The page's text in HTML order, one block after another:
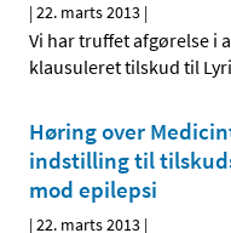
|22. marts 2013 |
Vi har truffet afgørelse i
klausuleret tilskud til
Høring over
indstilling til
mod epilepsi
|22. marts 2013 |